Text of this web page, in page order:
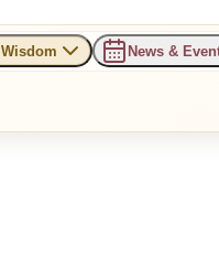
Wisdom News &